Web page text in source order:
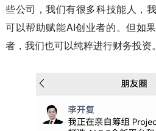
些公司，我们有很多科技能人，
可以帮助赋能AI创业者的。但如
者，我们也可以纯粹进行财务投资